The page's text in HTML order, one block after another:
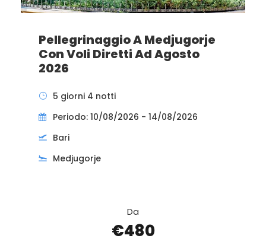
Pellegrinaggio A Medjugorje
Con Voli Diretti Ad Agosto
2026
5 giorni 4 notti
Periodo: 10/08/2026 - 14/08/2026
Bari
Medjugorje
Da
€480